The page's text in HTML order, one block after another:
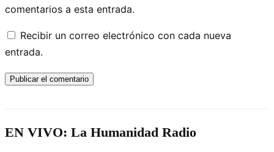
comentarios a esta entrada.
Recibir un correo electrónico con cada nueva
entrada.
EN VIVO: La Humanidad Radio